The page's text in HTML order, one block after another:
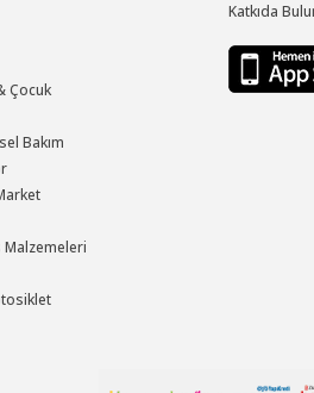
Çocuk
Bakım
Malzemeleri
Katkıda